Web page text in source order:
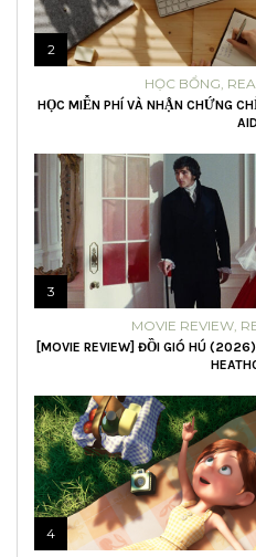
2
HỌC BỔNG
HỌC MIỄN PHÍ VÀ NHẬN CHỨNG
AID
3
MOVIE REVIEW,
[MOVIE REVIEW] ĐỒI GIÓ HÚ
4